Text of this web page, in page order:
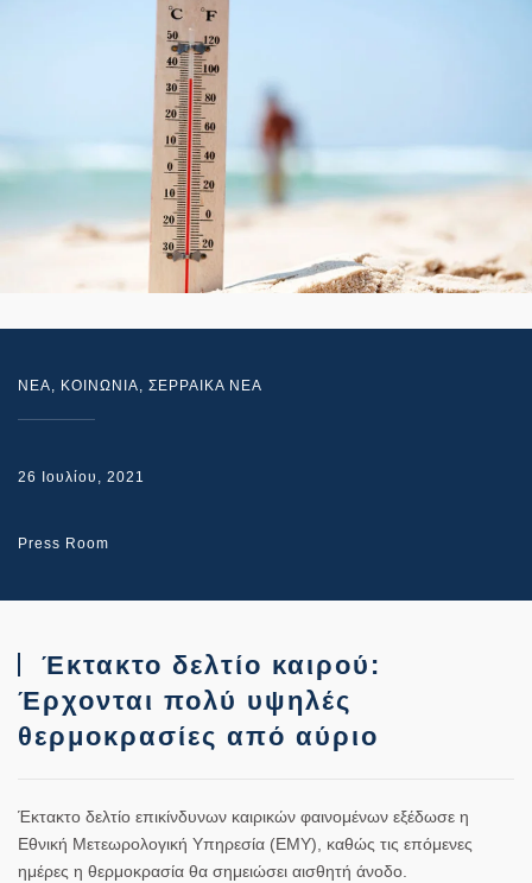
NEA, ΚΟΙΝΩΝΙΑ, ΣΕΡΡΑΙΚΑ ΝΕΑ
26 Ιουλίου, 2021
Press Room
Έκτακτο δελτίο καιρού:
Έρχονται πολύ υψηλές
θερμοκρασίες από αύριο
Έκτακτο δελτίο επικίνδυνων καιρικών φαινομένων εξέδωσε η
Εθνική Μετεωρολογική Υπηρεσία (ΕΜΥ), καθώς τις επόμενες
ημέρες η θερμοκρασία θα σημειώσει αισθητή άνοδο.